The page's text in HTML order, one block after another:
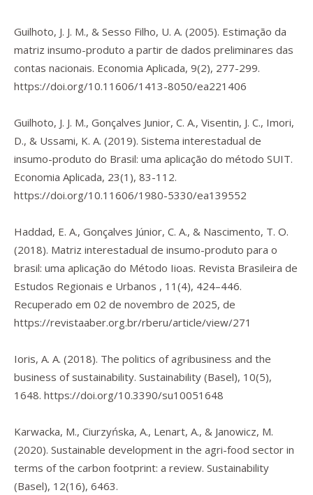
Guilhoto, J. J. M., & Sesso Filho, U. A. (2005). Estimação da
matriz insumo-produto a partir de dados preliminares das
contas nacionais. Economia Aplicada, 9(2), 277-299.
https://doi.org/10.11606/1413-8050/ea221406
Guilhoto, J. J. M., Gonçalves Junior, C. A., Visentin, J. C., Imori,
D., & Ussami, K. A. (2019). Sistema interestadual de
insumo-produto do Brasil: uma aplicação do método SUIT.
Economia Aplicada, 23(1), 83-112.
https://doi.org/10.11606/1980-5330/ea139552
Haddad, E. A., Gonçalves Júnior, C. A., & Nascimento, T. O.
(2018). Matriz interestadual de insumo-produto para o
brasil: uma aplicação do Método Iioas. Revista Brasileira de
Estudos Regionais e Urbanos , 11 (4), 424–446.
Recuperado em 02 de novembro de 2025, de
https://revistaaber.org.br/rberu/article/view/271
Ioris, A. A. (2018). The politics of agribusiness and the
business of sustainability. Sustainability (Basel), 10(5),
1648. https://doi.org/10.3390/su10051648
Karwacka, M., Ciurzyńska, A., Lenart, A., & Janowicz, M.
(2020). Sustainable development in the agri-food sector in
terms of the carbon footprint: a review. Sustainability
(Basel), 12(16), 6463.